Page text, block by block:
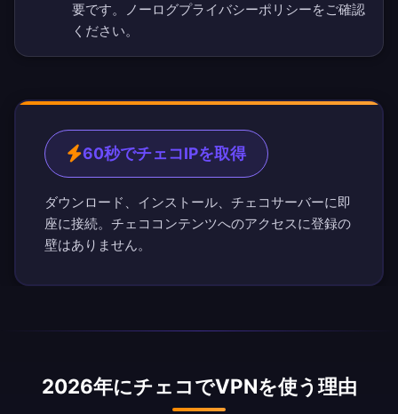
要です。
ノーログプライバシーポリシーをご確認
ください。
60秒でチェコIPを取得
ダウンロード、インストール、チェコサーバーに即
座に接続。チェココンテンツへのアクセスに登録の
壁はありません。
2026年にチェコでVPNを使う理由